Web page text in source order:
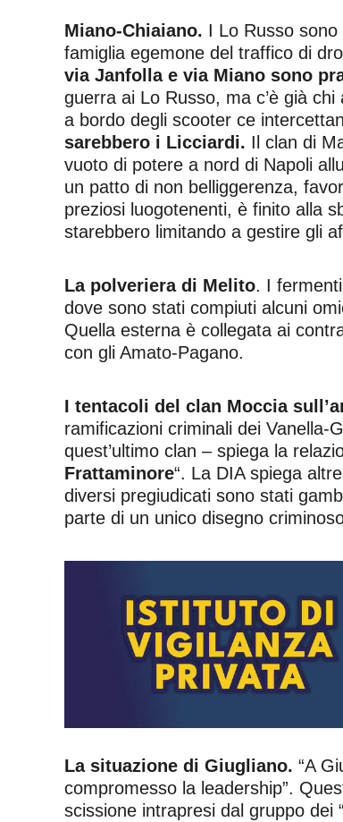
Miano-Chiaiano. I Lo Russo sono
famiglia egemone del traffico di
via Janfolla e via Miano sono
guerra ai Lo Russo, ma c’è già
a bordo degli scooter ce
sarebbero i Licciardi. Il clan di
vuoto di potere a nord di Napoli
un patto di non belliggerenza,
preziosi luogotenenti, è finito alla
starebbero limitando a gestire gli
La polveriera di Melito. I
dove sono stati compiuti alcuni
Quella esterna è collegata ai
con gli Amato-Pagano.
I tentacoli del clan Moccia
ramificazioni criminali dei Vanella-
quest’ultimo clan – spiega la
Frattaminore“. La DIA spiega
diversi pregiudicati sono stati
parte di un unico disegno
La situazione di Giugliano. “A
compromesso la leadership”.
scissione intrapresi dal gruppo dei